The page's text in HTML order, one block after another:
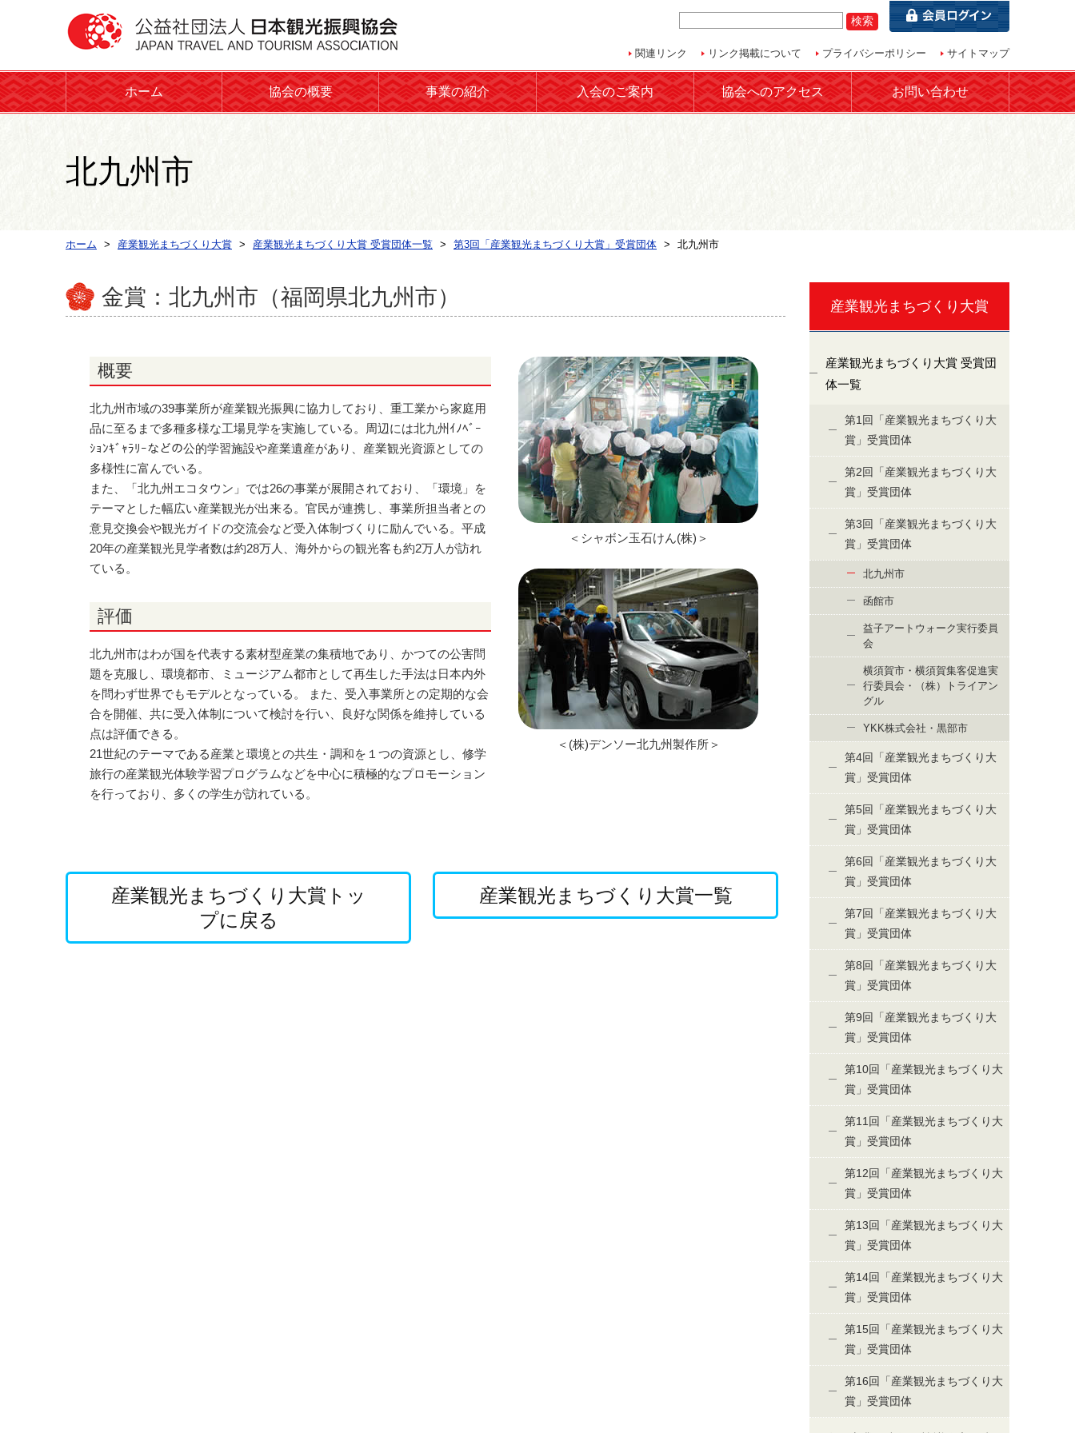
関連リンク リンク掲載について プライバシーポリシー サイトマップ
ホーム 協会の概要 事業の紹介 入会のご案内 協会へのアクセス お問い合わせ
北九州市
ホーム 産業観光まちづくり大賞 産業観光まちづくり大賞 受賞団体一覧 第3回「産業観光まちづくり大賞」受賞団体 北九州市
金賞：北九州市（福岡県北九州市）
概要
北九州市域の39事業所が産業観光振興に協力しており、重工業から家庭用
品に至るまで多種多様な工場見学を実施している。周辺には北九州ｲﾉﾍﾞｰ
ｼｮﾝｷﾞｬﾗﾘｰなどの公的学習施設や産業遺産があり、産業観光資源としての
多様性に富んでいる。
また、「北九州エコタウン」では26の事業が展開されており、「環境」を
テーマとした幅広い産業観光が出来る。官民が連携し、事業所担当者との
意見交換会や観光ガイドの交流会など受入体制づくりに励んでいる。平成
20年の産業観光見学者数は約28万人、海外からの観光客も約2万人が訪れ
ている。
評価
北九州市はわが国を代表する素材型産業の集積地であり、かつての公害問
題を克服し、環境都市、ミュージアム都市として再生した手法は日本内外
を問わず世界でもモデルとなっている。 また、受入事業所との定期的な会
合を開催、共に受入体制について検討を行い、良好な関係を維持している
点は評価できる。
21世紀のテーマである産業と環境との共生・調和を１つの資源とし、修学
旅行の産業観光体験学習プログラムなどを中心に積極的なプロモーション
を行っており、多くの学生が訪れている。
＜シャボン玉石けん(株)＞
＜(株)デンソー北九州製作所＞
産業観光まちづくり大賞トッ
プに戻る
産業観光まちづくり大賞一覧
産業観光まちづくり大賞
産業観光まちづくり大賞 受賞団
体一覧
第1回「産業観光まちづくり大
賞」受賞団体
第2回「産業観光まちづくり大
賞」受賞団体
第3回「産業観光まちづくり大
賞」受賞団体
北九州市
函館市
益子アートウォーク実行委員
会
横須賀市・横須賀集客促進実
行委員会・（株）トライアン
グル
YKK株式会社・黒部市
第4回「産業観光まちづくり大
賞」受賞団体
第5回「産業観光まちづくり大
賞」受賞団体
第6回「産業観光まちづくり大
賞」受賞団体
第7回「産業観光まちづくり大
賞」受賞団体
第8回「産業観光まちづくり大
賞」受賞団体
第9回「産業観光まちづくり大
賞」受賞団体
第10回「産業観光まちづくり大
賞」受賞団体
第11回「産業観光まちづくり大
賞」受賞団体
第12回「産業観光まちづくり大
賞」受賞団体
第13回「産業観光まちづくり大
賞」受賞団体
第14回「産業観光まちづくり大
賞」受賞団体
第15回「産業観光まちづくり大
賞」受賞団体
第16回「産業観光まちづくり大
賞」受賞団体